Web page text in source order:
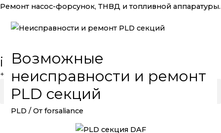
Ремонт насос-форсунок, ТНВД и топливной аппаратуры.
info@forsalliance.ru
+7 (812) 704-77-86 +7 (981) 986-93-75
Menu
Возможные
неисправности и ремонт
PLD секций
PLD / Отforsaliance